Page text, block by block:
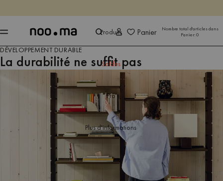
Produits
Soldes
Pro
Plus d'informations
Panier
Nombre total d'articles dans
Panier:0
DÉVELOPPEMENT DURABLE
La durabilité ne suffit pas